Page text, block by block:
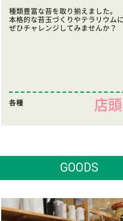
種類豊富な苔を取り揃えました。
本格的な苔玉づくりやテラリウムに
ぜひチャレンジしてみませんか？
各種 店
GOODS